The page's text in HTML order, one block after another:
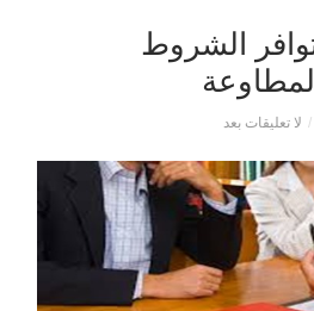
الشروط
/ لا تعليقات بعد